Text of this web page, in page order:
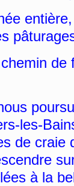
les-
de
à la